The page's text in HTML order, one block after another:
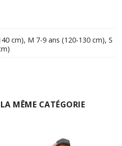
cm), M 7-9 ans (120-130 cm),S
LA MÊME CATÉGORIE